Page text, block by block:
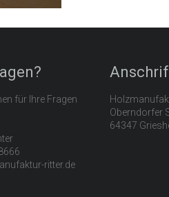
für Ihre Fragen
ritter.de
Oberndorfer
64347